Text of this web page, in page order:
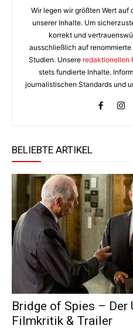
Wir legen wir größten Wert
unserer Inhalte. Um
korrekt und
ausschließlich auf
Studien. Unsere redaktionellen
stets fundierte Inhalte.
journalistischen Standards und
BELIEBTE ARTIKEL
Bridge of Spies – Der
Filmkritik & Trailer